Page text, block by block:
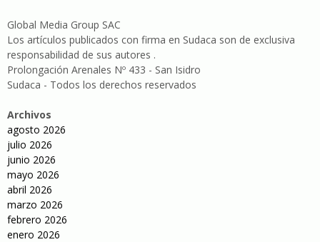
Global Media Group SAC
Los artículos publicados con firma en Sudaca son de exclusiva
responsabilidad de sus autores .
Prolongación Arenales Nº 433 - San Isidro
Sudaca - Todos los derechos reservados
Archivos
agosto 2026
julio 2026
junio 2026
mayo 2026
abril 2026
marzo 2026
febrero 2026
enero 2026